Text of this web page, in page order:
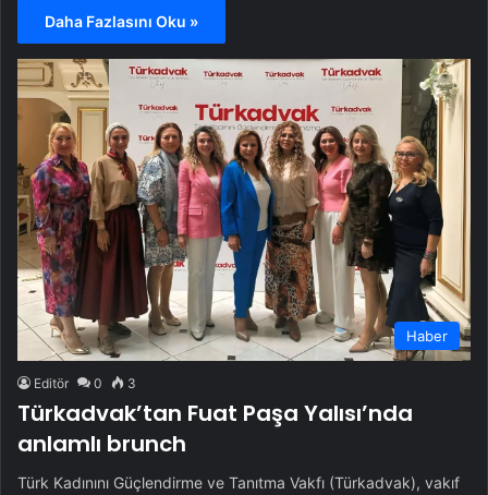
Daha Fazlasını Oku »
Haber
Editör 0 3
Türkadvak’tan Fuat Paşa Yalısı’nda
anlamlı brunch
Türk Kadınını Güçlendirme ve Tanıtma Vakfı (Türkadvak), vakıf